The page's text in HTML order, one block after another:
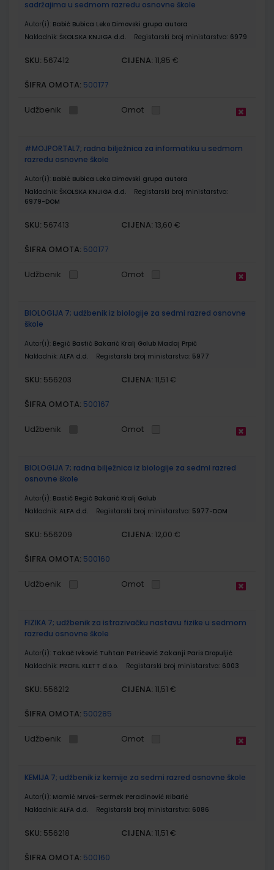
sadržajima u sedmom razredu osnovne škole
Autor(i): Babić Bubica Leko Dimovski grupa autora
Nakladnik: ŠKOLSKA KNJIGA d.d. Registarski broj ministarstva: 6979
SKU: 567412 CIJENA: 11,85 €
ŠIFRA OMOTA: 500177
Udžbenik Omot
#MOJPORTAL7; radna bilježnica za informatiku u sedmom
razredu osnovne škole
Autor(i): Babić Bubica Leko Dimovski grupa autora
Nakladnik: ŠKOLSKA KNJIGA d.d.
Registarski broj ministarstva:
6979-DOM
SKU: 567413 CIJENA: 13,60 €
ŠIFRA OMOTA: 500177
Udžbenik Omot
BIOLOGIJA 7; udžbenik iz biologije za sedmi razred osnovne
škole
Autor(i): Begić Bastić Bakarić Kralj Golub Madaj Prpić
Nakladnik: ALFA d.d. Registarski broj ministarstva: 5977
SKU: 556203 CIJENA: 11,51 €
ŠIFRA OMOTA: 500167
Udžbenik Omot
BIOLOGIJA 7; radna bilježnica iz biologije za sedmi razred
osnovne škole
Autor(i): Bastić Begić Bakarić Kralj Golub
Nakladnik: ALFA d.d. Registarski broj ministarstva: 5977-DOM
SKU: 556209 CIJENA: 12,00 €
ŠIFRA OMOTA: 500160
Udžbenik Omot
FIZIKA 7; udžbenik za istrazivačku nastavu fizike u sedmom
razredu osnovne škole
Autor(i): Takač Ivković Tuhtan Petričević Zakanji Paris Dropuljić
Nakladnik: PROFIL KLETT d.o.o. Registarski broj ministarstva: 6003
SKU: 556212 CIJENA: 11,51 €
ŠIFRA OMOTA: 500285
Udžbenik Omot
KEMIJA 7; udžbenik iz kemije za sedmi razred osnovne škole
Autor(i): Mamić Mrvoš-Sermek Peradinović Ribarić
Nakladnik: ALFA d.d. Registarski broj ministarstva: 6086
SKU: 556218 CIJENA: 11,51 €
ŠIFRA OMOTA: 500160